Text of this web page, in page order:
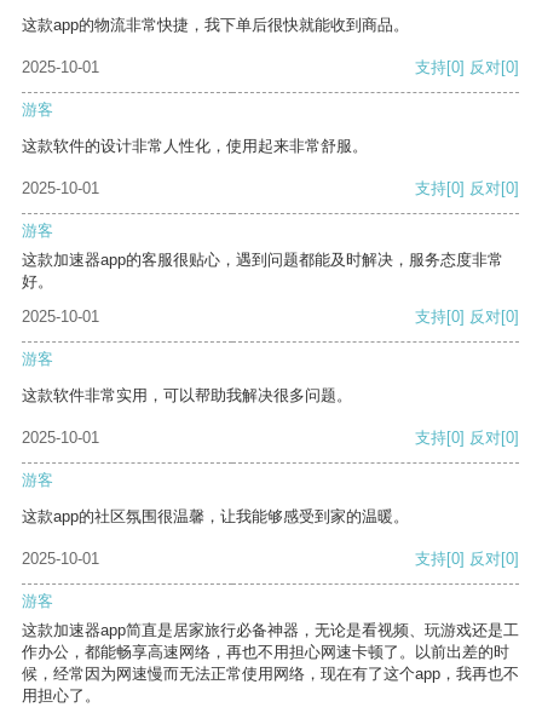
这款app的物流非常快捷，我下单后很快就能收到商品。
2025-10-01 支持[0] 反对[0]
游客
这款软件的设计非常人性化，使用起来非常舒服。
2025-10-01 支持[0] 反对[0]
游客
这款加速器app的客服很贴心，遇到问题都能及时解决，服务态度非常
好。
2025-10-01
支持[0] 反对[0]
游客
这款软件非常实用，可以帮助我解决很多问题。
2025-10-01 支持[0] 反对[0]
游客
这款app的社区氛围很温馨，让我能够感受到家的温暖。
2025-10-01 支持[0] 反对[0]
游客
这款加速器app简直是居家旅行必备神器，无论是看视频、玩游戏还是工
作办公，都能畅享高速网络，再也不用担心网速卡顿了。以前出差的时
候，经常因为网速慢而无法正常使用网络，现在有了这个app，我再也不
用担心了。